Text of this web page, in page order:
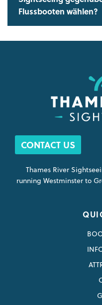
Flussbooten wählen?
CONTACT US
Thames River
running Westminster to